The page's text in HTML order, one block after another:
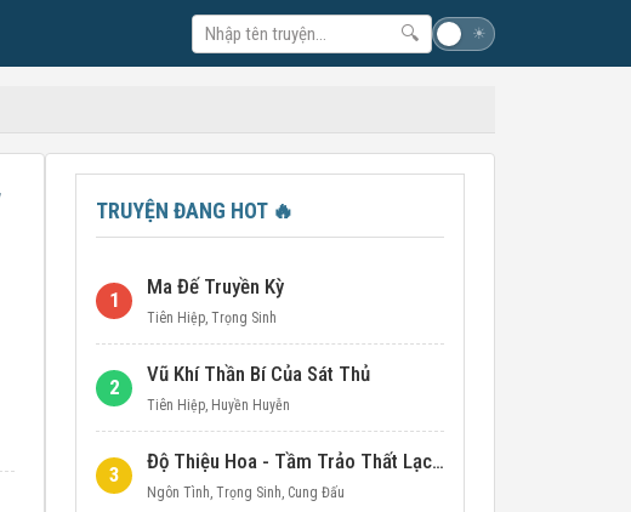
🔍 ☀
TRUYỆN ĐANG HOT 🔥
1
Ma Đế Truyền Kỳ
Tiên Hiệp, Trọng Sinh
2
Vũ Khí Thần Bí Của Sát Thủ
Tiên Hiệp, Huyền Huyễn
3
Độ Thiệu Hoa - Tầm Trảo Thất Lạc Đích Ái Tình
Ngôn Tình, Trọng Sinh, Cung Đấu